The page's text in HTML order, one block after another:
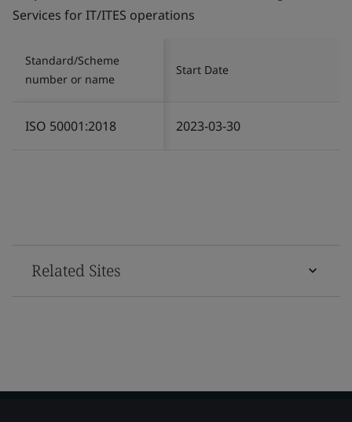
Services for IT/ITES operations
Standard/Scheme
number or name
Start Date
ISO 50001:2018 2023-03-30
Related Sites